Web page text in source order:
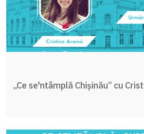
„Ce se'ntâmplă Chișinău” cu